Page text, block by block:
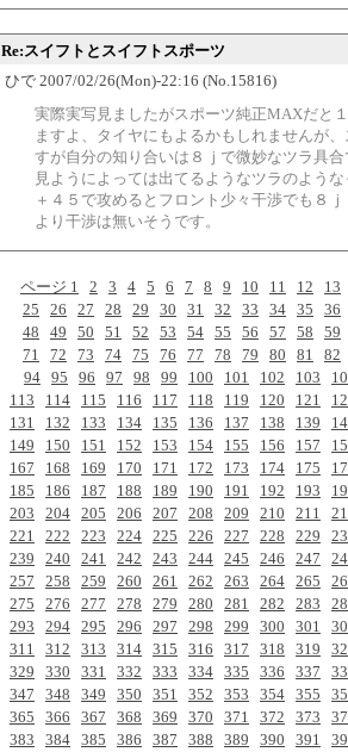
Re:スイフトとスイフトスポーツ
ひで 2007/02/26(Mon)-22:16 (No.15816)
実際実写見ましたがスポーツ純正MAXだと
ますよ、タイヤにもよるかもしれませんが
すが自分の知り合いは８ｊで微妙なツラ具合
見ようによっては出てるようなツラのよう
＋４５で攻めるとフロント少々干渉でも８
より干渉は無いそうです。
ページ 1
2 3 4 5 6 7 8 9 10 11 12 13
25
26 27 28 29 30 31 32 33 34 35 36
48
49 50 51 52 53 54 55 56 57 58 59
71
72 73 74 75 76 77 78 79 80 81 82
94 95 96 97 98 99 100 101 102 103
113
114 115 116 117 118 119 120 121
131
132 133 134 135 136 137 138 139
149
150 151 152 153 154 155 156 157
167
168 169 170 171 172 173 174 175
185
186 187 188 189 190 191 192 193
203
204 205 206 207 208 209 210 211
221
222 223 224 225 226 227 228 229
239
240 241 242 243 244 245 246 247
257
258 259 260 261 262 263 264 265
275
276 277 278 279 280 281 282 283
293
294 295 296 297 298 299 300 301
311
312 313 314 315 316 317 318 319
329
330 331 332 333 334 335 336 337
347
348 349 350 351 352 353 354 355
365
366 367 368 369 370 371 372 373
383
384 385 386 387 388 389 390 391